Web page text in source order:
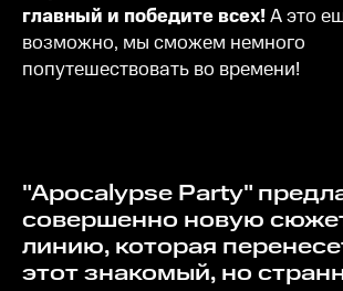
главный и победите всех!А это
возможно, мы сможем немного
попутешествовать во времени!
"Apocalypse Party" предлагает
совершенно новую
линию, которая
этот знакомый, но